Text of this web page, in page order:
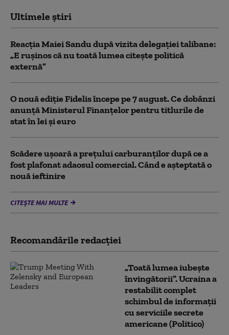
Ultimele știri
Reacția Maiei Sandu după vizita delegaţiei talibane:
„E ruşinos că nu toată lumea citeşte politică
externă”
O nouă ediție Fidelis începe pe 7 august. Ce dobânzi
anunță Ministerul Finanțelor pentru titlurile de
stat în lei și euro
Scădere ușoară a prețului carburanților după ce a
fost plafonat adaosul comercial. Când e așteptată o
nouă ieftinire
CITEȘTE MAI MULTE
Recomandările redacţiei
„Toată lumea iubește
învingătorii”. Ucraina a
restabilit complet
schimbul de informații
cu serviciile secrete
americane (Politico)